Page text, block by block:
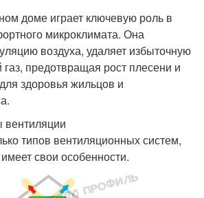
доме играет ключевую роль в
микроклимата. Она
воздуха, удаляет избыточную
газ, предотвращая рост плесени и
здоровья жильцов и
типов вентиляционных систем,
свои особенности.